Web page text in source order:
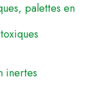
palettes en
inertes